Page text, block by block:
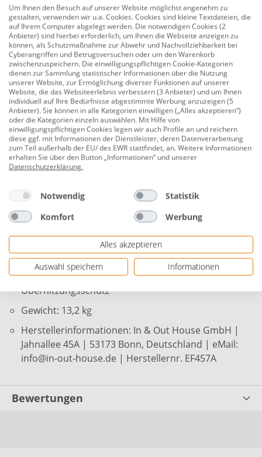
Maße: 33 x 102 x 10,5 cm (H x B x T)
Fenstergröße: 91 x 16,9 cm (H x B)
Heizstufen: 2 Stufen
Raumheizvermögen: ca. 45 m²
Material: MDF
Farbe: schwarz
Heizleistung: 1000/1800 Watt
Netzspannung: 220 - 240 V, 50 Hz
Kabellänge: ca. 1,7 m
Montage: 3-in-1 - Stand-, Wand- oder Einbaukamin
Ausstattung: 3-in-1-Kamin mit Fernbedienung,
Funktionen: 3D-Flammeneffekt in 9 verschiedenen
Flammenbildern, Starkes Heizsystem, Timer,
Adaptive, Startsteuerung, Open-Window-Detection,
Überhitzungsschutz
Gewicht: 13,2 kg
Herstellerinformationen: In & Out House GmbH |
Jahnallee 45A | 53173 Bonn, Deutschland | eMail:
info@in-out-house.de | Herstellernr. EF457A
Bewertungen
Um Ihnen den Besuch auf unserer Website möglichst angenehm zu
gestalten, verwenden wir u.a. Cookies. Cookies sind kleine Textdateien, die
auf Ihrem Computer abgelegt werden. Die notwendigen Cookies (2
Anbieter) sind hierbei erforderlich, um Ihnen die Webseite anzeigen zu
können, als Schutzmaßnahme zur Abwehr und Nachvollziehbarkeit bei
Cyberangriffen und Betrugsversuchen oder um den Warenkorb
zwischenzuspeichern. Die einwilligungspflichtigen Cookie-Kategorien
dienen zur Sammlung statistischer Informationen über die Nutzung
unserer Website, zur Ermöglichung diverser Funktionen auf unserer
Website, die das Websiteerlebnis verbessern (3 Anbieter) und um Ihnen
individuell auf Ihre Bedürfnisse abgestimmte Werbung anzuzeigen (5
Anbieter). Sie können in alle Kategorien einwilligen („Alles akzeptieren“)
oder die Kategorien einzeln auswählen. Mit Hilfe von
einwilligungspflichtigen Cookies legen wir auch Profile an und reichern
diese ggf. mit Informationen der Dienstleister, deren Datenverarbeitung
zum Teil außerhalb der EU/ des EWR stattfindet, an. Weitere Informationen
erhalten Sie über den Button „Informationen“ und unserer
Datenschutzerklärung.
Notwendig
Statistik
Komfort
Werbung
Alles akzeptieren
Auswahl speichern
Informationen